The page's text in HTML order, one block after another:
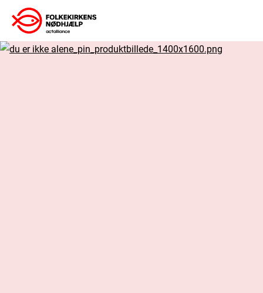
Gå
til
indhold